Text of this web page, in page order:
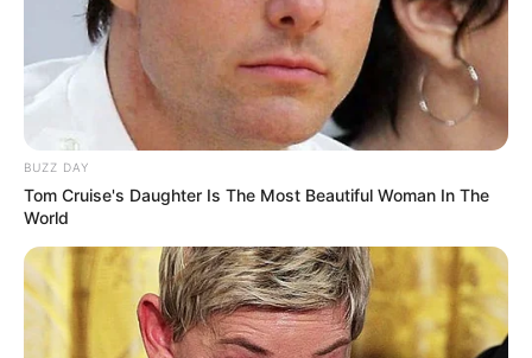
10 Ide Desain Wastafel
Paling Aneh, Hasilnya
Kocak Abis
Awas Tertipu, 10 Potret
Produk Jualan yang Paling
Aneh
Aneh Banget, 10 Benda Ini 10 Hobi Aneh yang
BUZZ DAY
Tom Cruise's Daughter Is The Most Beautiful Woman In The
World